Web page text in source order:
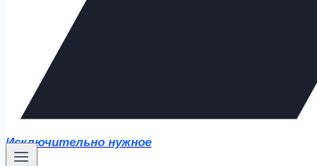
Исключительно нужное